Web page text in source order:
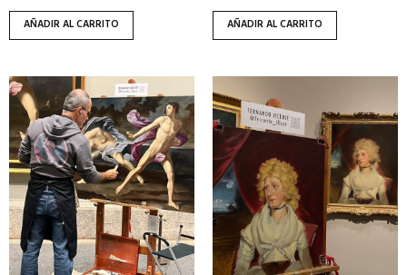
AÑADIR AL CARRITO AÑADIR AL CARRITO